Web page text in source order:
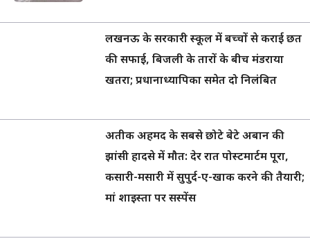
लखनऊ के सरकारी स्कूल में बच्चों से कराई छत
की सफाई, बिजली के तारों के बीच मंडराया
खतरा; प्रधानाध्यापिका समेत दो निलंबित
अतीक अहमद के सबसे छोटे बेटे अबान की
झांसी हादसे में मौत: देर रात पोस्टमार्टम पूरा,
कसारी-मसारी में सुपुर्द-ए-खाक करने की तैयारी;
मां शाइस्ता पर सस्पेंस